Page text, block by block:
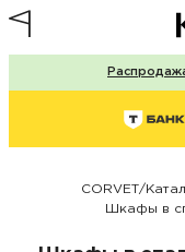
CORVET/
Шкафы в